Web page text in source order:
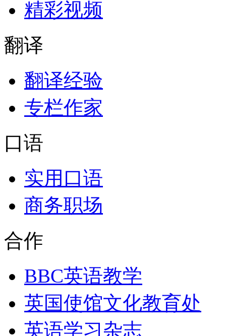
精彩视频
翻译
翻译经验
专栏作家
口语
实用口语
商务职场
合作
BBC英语教学
英国使馆文化教育处
英语学习杂志